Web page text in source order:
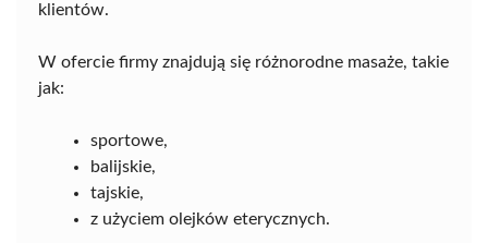
klientów.
W ofercie firmy znajdują się różnorodne masaże, takie
jak:
sportowe,
balijskie,
tajskie,
z użyciem olejków eterycznych.